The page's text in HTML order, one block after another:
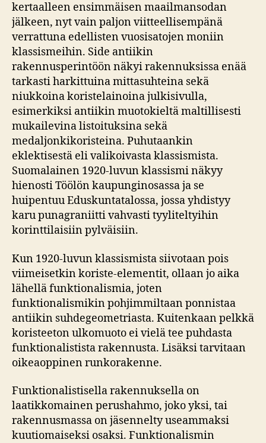
kertaalleen ensimmäisen maailmansodan
jälkeen, nyt vain paljon viitteellisempänä
verrattuna edellisten vuosisatojen moniin
klassismeihin. Side antiikin
rakennusperintöön näkyi rakennuksissa enää
tarkasti harkittuina mittasuhteina sekä
niukkoina koristelainoina julkisivulla,
esimerkiksi antiikin muotokieltä maltillisesti
mukailevina listoituksina sekä
medaljonkikoristeina. Puhutaankin
eklektisestä eli valikoivasta klassismista.
Suomalainen 1920-luvun klassismi näkyy
hienosti Töölön kaupunginosassa ja se
huipentuu Eduskuntatalossa, jossa yhdistyy
karu punagraniitti vahvasti tyyliteltyihin
korinttilaisiin pylväisiin.
Kun 1920-luvun klassismista siivotaan pois
viimeisetkin koriste-elementit, ollaan jo aika
lähellä funktionalismia, joten
funktionalismikin pohjimmiltaan ponnistaa
antiikin suhdegeometriasta. Kuitenkaan pelkkä
koristeeton ulkomuoto ei vielä tee puhdasta
funktionalistista rakennusta. Lisäksi tarvitaan
oikeaoppinen runkorakenne.
Funktionalistisella rakennuksella on
laatikkomainen perushahmo, joko yksi, tai
rakennusmassa on jäsennelty useammaksi
kuutiomaiseksi osaksi. Funktionalismin